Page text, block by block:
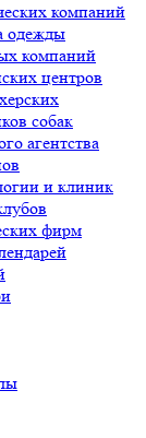
компаний
одежды
компаний
центров
собак
агентства
и клиник
фирм